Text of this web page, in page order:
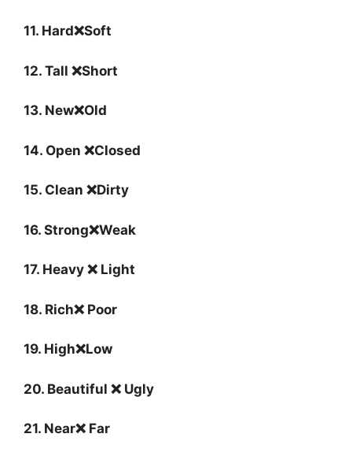
11. Hard❌Soft
12. Tall ❌Short
13. New❌Old
14. Open ❌Closed
15. Clean ❌Dirty
16. Strong❌Weak
17. Heavy ❌ Light
18. Rich❌ Poor
19. High❌Low
20. Beautiful ❌ Ugly
21. Near❌ Far